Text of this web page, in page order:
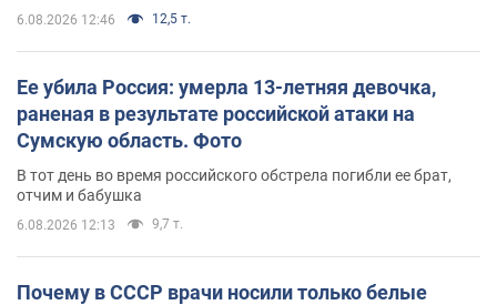
6.08.2026 12:46 12,5 т.
Ее убила Россия: умерла 13-летняя девочка,
раненая в результате российской атаки на
Сумскую область. Фото
В тот день во время российского обстрела погибли ее брат,
отчим и бабушка
6.08.2026 12:13 9,7 т.
Почему в СССР врачи носили только белые